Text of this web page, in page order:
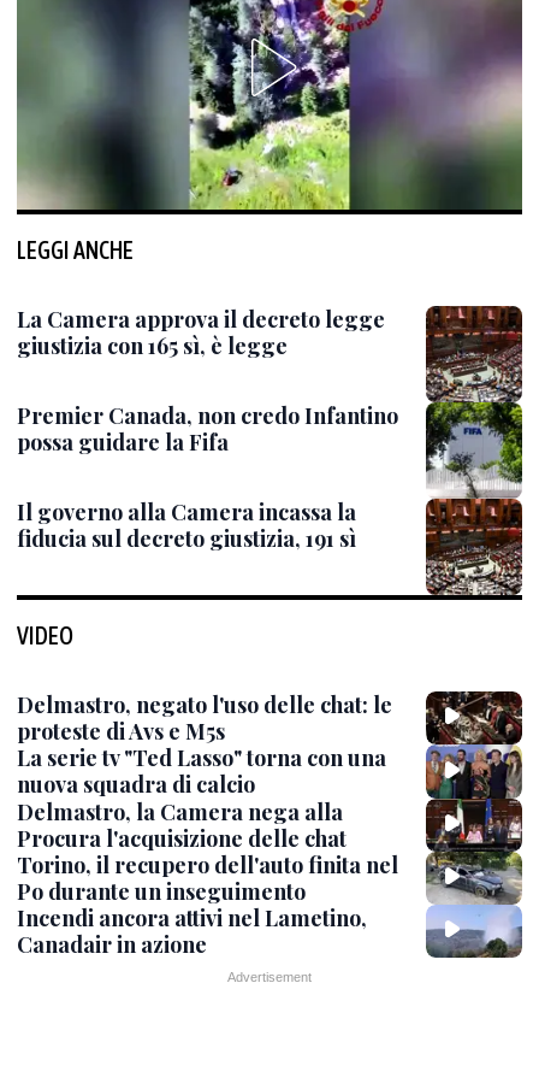
LEGGI ANCHE
La Camera approva il decreto legge
giustizia con 165 sì, è legge
Premier Canada, non credo Infantino
possa guidare la Fifa
Il governo alla Camera incassa la
fiducia sul decreto giustizia, 191 sì
VIDEO
Delmastro, negato l'uso delle chat: le
proteste di Avs e M5s
La serie tv "Ted Lasso" torna con una
nuova squadra di calcio
Delmastro, la Camera nega alla
Procura l'acquisizione delle chat
Torino, il recupero dell'auto finita nel
Po durante un inseguimento
Incendi ancora attivi nel Lametino,
Canadair in azione